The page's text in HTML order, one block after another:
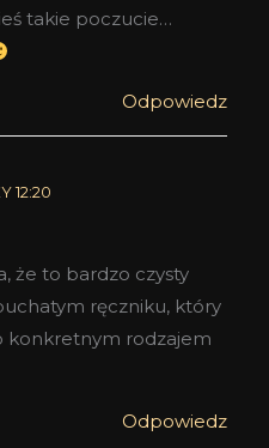
takie poczucie…
Odpowiedz
12:20
że to bardzo czysty
ręczniku, który
konkretnym rodzajem
Odpowiedz